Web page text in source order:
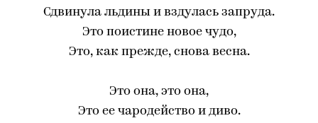
Сдвинула льдины и вздулась запруда.
Это поистине новое чудо,
Это, как прежде, снова весна.
Это она, это она,
Это ее чародейство и диво.